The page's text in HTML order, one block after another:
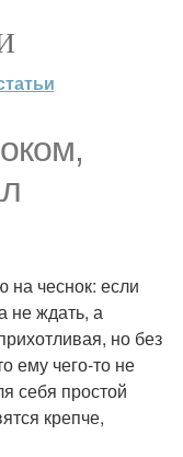
на чеснок: если
не ждать, а
но без
ему чего-то не
себя простой
крепче,